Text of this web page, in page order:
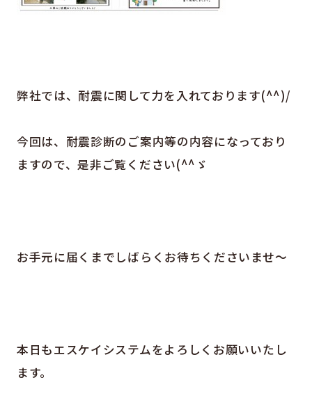
弊社では、耐震に関して力を入れております(^^)/
今回は、耐震診断のご案内等の内容になっており
ますので、是非ご覧ください(^^ゞ
お手元に届くまでしばらくお待ちくださいませ～
本日もエスケイシステムをよろしくお願いいたし
ます。